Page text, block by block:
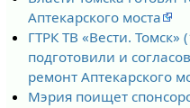
Аптекарского моста
ГТРК ТВ «Вести. Томск»
подготовили и
ремонт Аптекарского
Мэрия поищет